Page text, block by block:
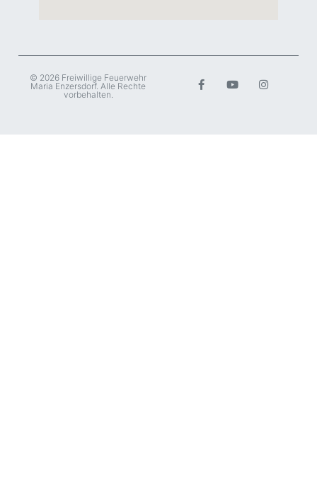
© 2026 Freiwillige Feuerwehr
Maria Enzersdorf. Alle Rechte
vorbehalten.